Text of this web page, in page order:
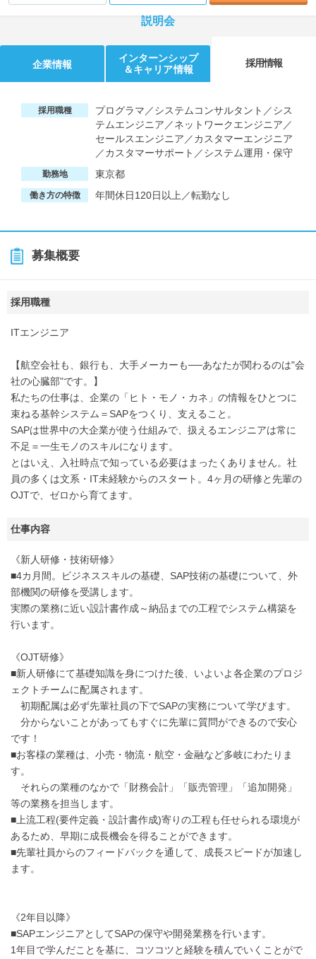
説明会
企業情報
インターンシップ
＆キャリア情報
採用情報
採用職種
プログラマ／システムコンサルタント／シス
テムエンジニア／ネットワークエンジニア／
セールスエンジニア／カスタマーエンジニア
／カスタマーサポート／システム運用・保守
勤務地 東京都
働き方の特徴 年間休日120日以上／転勤なし
募集概要
採用職種
ITエンジニア
【航空会社も、銀行も、大手メーカーも──あなたが関わるのは"会
社の心臓部"です。】
私たちの仕事は、企業の「ヒト・モノ・カネ」の情報をひとつに
束ねる基幹システム＝SAPをつくり、支えること。
SAPは世界中の大企業が使う仕組みで、扱えるエンジニアは常に
不足＝一生モノのスキルになります。
とはいえ、入社時点で知っている必要はまったくありません。社
員の多くは文系・IT未経験からのスタート。4ヶ月の研修と先輩の
OJTで、ゼロから育てます。
仕事内容
《新人研修・技術研修》
■4カ月間。ビジネススキルの基礎、SAP技術の基礎について、外
部機関の研修を受講します。
実際の業務に近い設計書作成～納品までの工程でシステム構築を
行います。
《OJT研修》
■新人研修にて基礎知識を身につけた後、いよいよ各企業のプロジ
ェクトチームに配属されます。
初期配属は必ず先輩社員の下でSAPの実務について学びます。
分からないことがあってもすぐに先輩に質問ができるので安心
です！
■お客様の業種は、小売・物流・航空・金融など多岐にわたりま
す。
それらの業種のなかで「財務会計」「販売管理」「追加開発」
等の業務を担当します。
■上流工程(要件定義・設計書作成)寄りの工程も任せられる環境が
あるため、早期に成長機会を得ることができます。
■先輩社員からのフィードバックを通して、成長スピードが加速し
ます。
《2年目以降》
■SAPエンジニアとしてSAPの保守や開発業務を行います。
1年目で学んだことを基に、コツコツと経験を積んでいくことがで